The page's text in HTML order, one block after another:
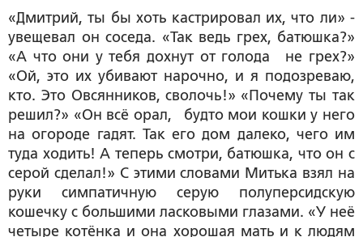
«Дмитрий, ты бы хоть кастрировал их, что ли» -
увещевал он соседа. «Так ведь грех, батюшка?»
«А что они у тебя дохнут от голода не грех?»
«Ой, это их убивают нарочно, и я подозреваю,
кто. Это Овсянников, сволочь!» «Почему ты так
решил?» «Он всё орал, будто мои кошки у него
на огороде гадят. Так его дом далеко, чего им
туда ходить! А теперь смотри, батюшка, что он с
серой сделал!» С этими словами Митька взял на
руки симпатичную серую полуперсидскую
кошечку с большими ласковыми глазами. «У неё
четыре котёнка и она хорошая мать и к людям